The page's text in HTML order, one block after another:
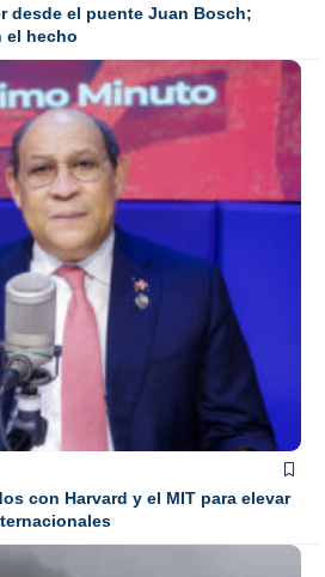
desde el puente Juan Bosch;
el hecho
con Harvard y el MIT para elevar